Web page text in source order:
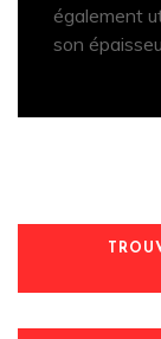
également
son